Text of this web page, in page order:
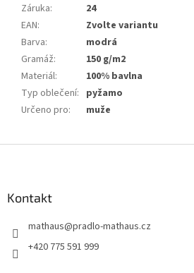
Záruka:
24
EAN:
Zvolte variantu
Barva:
modrá
Gramáž:
150 g/m2
Materiál:
100% bavlna
Typ oblečení: pyžamo
Určeno pro: muže
Kontakt
mathaus@pradlo-mathaus.cz
+420 775 591 999